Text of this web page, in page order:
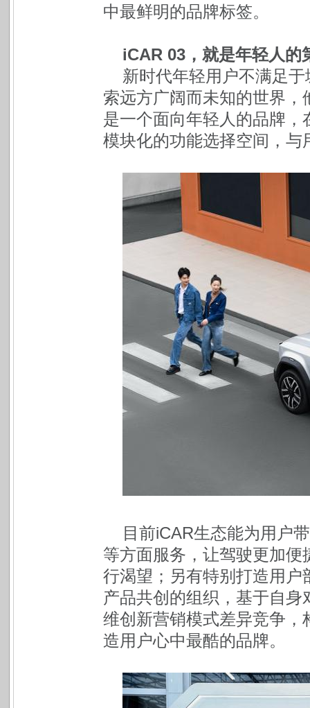
中最鲜明的品牌标签。
iCAR 03，就是年轻人的
新时代年轻用户不满足
索远方广阔而未知的世界
是一个面向年轻人的品牌
模块化的功能选择空间，
目前iCAR生态能为用户
等方面服务，让驾驶更加
行渴望；另有特别打造用
产品共创的组织，基于自
维创新营销模式差异竞争
造用户心中最酷的品牌。